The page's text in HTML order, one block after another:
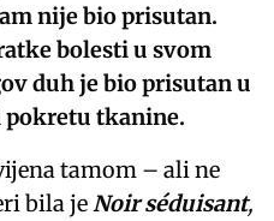
nije bio prisutan.
bolesti u svom
duh je bio prisutan u
tkanine.
tamom – ali ne
bila jeNoir séduisant,